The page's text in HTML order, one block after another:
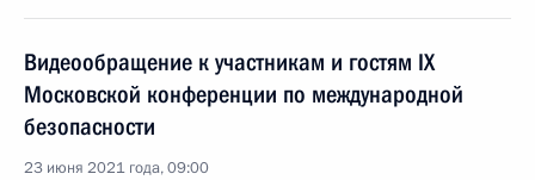
Видеообращение к участникам и гостям IX
Московской конференции по международной
безопасности
23 июня 2021 года, 09:00